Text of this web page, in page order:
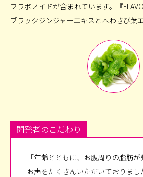
フラボノイドが含まれています。『
ブラックジンジャーエキスと本わさび葉
開発者のこだわり
「年齢とともに、お腹周りの脂肪
お声をたくさんいただいておりま